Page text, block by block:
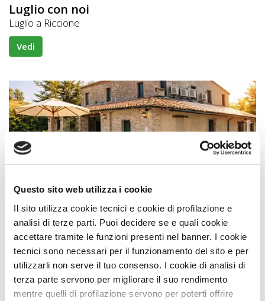
Questo sito web utilizza i cookie
Il sito utilizza cookie tecnici e cookie di profilazione e
analisi di terze parti. Puoi decidere se e quali cookie
accettare tramite le funzioni presenti nel banner. I cookie
tecnici sono necessari per il funzionamento del sito e per
utilizzarli non serve il tuo consenso. I cookie di analisi di
terza parte servono per migliorare il suo rendimento
mentre quelli di profilazione servono per poterti offrire
Luglio con noi
Luglio a Riccione
Vedi
Residence
Residence Casa Mare Vallugola Di Gabicce
PremioECCELLENZA A DOG
Approvata dai Viaggiatori
Gabicce Mare (Pesaro e Urbino) Marche